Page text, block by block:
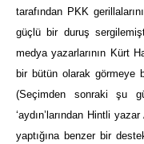
tarafından PKK
güçlü bir duruş
medya yazarlarının Kürt
bir bütün olarak görmeye
(Seçimden sonraki şu
‘aydın’larından Hintli
yaptığına benzer bir